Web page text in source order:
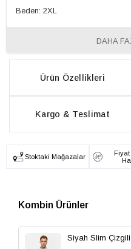
Beden: 2XL
DAHA
Ürün Özellikleri
Kargo & Teslimat
Stoktaki Mağazalar
Fiyat
Siyah Slim